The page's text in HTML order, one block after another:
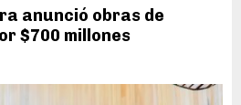
anunció obras de
$700 millones